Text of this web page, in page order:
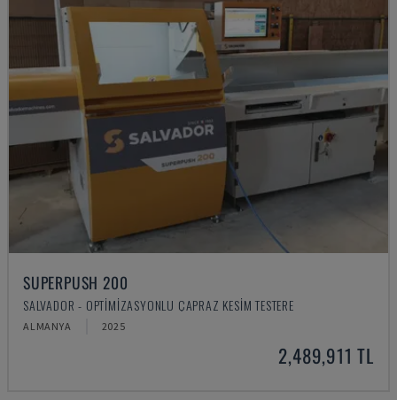
SUPERPUSH 200
SALVADOR - OPTIMIZASYONLU ÇAPRAZ KESIM TESTERE
ALMANYA 2025
2,489,911 TL